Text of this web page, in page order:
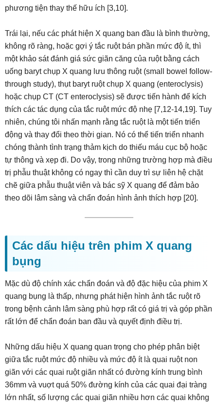
phương tiện thay thế hữu ích [3,10].
Trái lại, nếu các phát hiện X quang ban đầu là bình thường,
không rõ ràng, hoặc gợi ý tắc ruột bán phần mức độ ít, thì
một khảo sát đánh giá sức giãn căng của ruột bằng cách
uống baryt chụp X quang lưu thông ruột (small bowel follow-
through study), thụt baryt ruột chụp X quang (enteroclysis)
hoặc chụp CT (CT enteroclysis) sẽ được tiến hành để kích
thích các tác dụng của tắc ruột mức độ nhẹ [7,12-14,19]. Tuy
nhiên, chúng tôi nhấn mạnh rằng tắc ruột là một tiến triển
động và thay đổi theo thời gian. Nó có thể tiến triển nhanh
chóng thành tình trạng thảm kịch do thiếu máu cục bộ hoặc
tự thông và xẹp đi. Do vậy, trong những trường hợp mà điều
trị phẫu thuật không có ngay thì cần duy trì sự liên hệ chặt
chẽ giữa phẫu thuật viên và bác sỹ X quang để đảm bảo
theo dõi lâm sàng và chẩn đoán hình ảnh thích hợp [20].
Các dấu hiệu trên phim X quang
bụng
Mặc dù độ chính xác chẩn đoán và độ đặc hiệu của phim X
quang bụng là thấp, nhưng phát hiện hình ảnh tắc ruột rõ
trong bệnh cảnh lâm sàng phù hợp rất có giá trị và góp phần
rất lớn để chẩn đoán ban đầu và quyết định điều trị.
Những dấu hiệu X quang quan trọng cho phép phân biệt
giữa tắc ruột mức độ nhiều và mức độ ít là quai ruột non
giãn với các quai ruột giãn nhất có đường kính trung bình
36mm và vuợt quá 50% đường kính của các quai đại tràng
lớn nhất, số lượng các quai giãn nhiều hơn các quai không